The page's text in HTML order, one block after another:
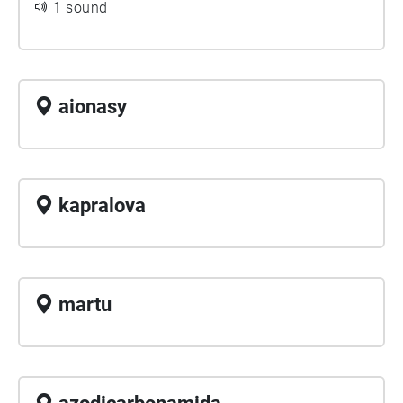
1 sound
aionasy
kapralova
martu